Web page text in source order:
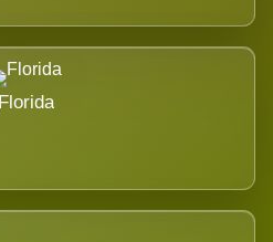
Florida